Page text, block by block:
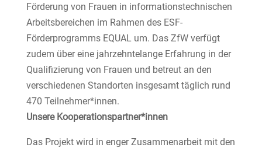
Förderung von Frauen in informationstechnischen
Arbeitsbereichen im Rahmen des ESF-
Förderprogramms EQUAL um. Das ZfW verfügt
zudem über eine jahrzehntelange Erfahrung in der
Qualifizierung von Frauen und betreut an den
verschiedenen Standorten insgesamt täglich rund
470 Teilnehmer*innen.
Unsere Kooperationspartner*innen
Das Projekt wird in enger Zusammenarbeit mit den